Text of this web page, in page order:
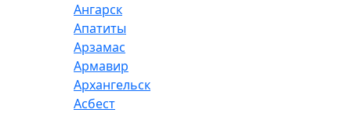
Ангарск
Апатиты
Арзамас
Армавир
Архангельск
Асбест